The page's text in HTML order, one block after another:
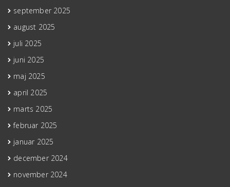
september 2025
august 2025
juli 2025
juni 2025
maj 2025
april 2025
marts 2025
februar 2025
januar 2025
december 2024
november 2024